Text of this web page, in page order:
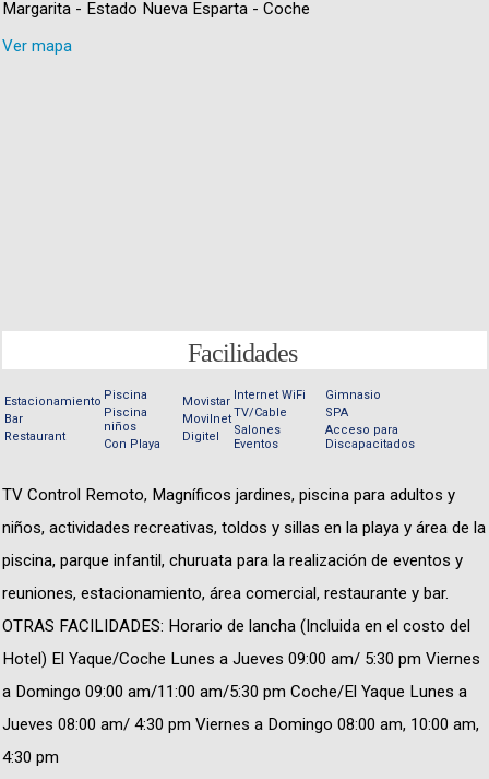
Margarita - Estado Nueva Esparta - Coche
Ver mapa
Facilidades
Estacionamiento
Bar
Restaurant
Piscina
Piscina
niños
Con Playa
Movistar
Movilnet
Digitel
Internet WiFi
TV/Cable
Salones
Eventos
Gimnasio
SPA
Acceso para
Discapacitados
TV Control Remoto, Magníficos jardines, piscina para adultos y
niños, actividades recreativas, toldos y sillas en la playa y área de la
piscina, parque infantil, churuata para la realización de eventos y
reuniones, estacionamiento, área comercial, restaurante y bar.
OTRAS FACILIDADES: Horario de lancha (Incluida en el costo del
Hotel) El Yaque/Coche Lunes a Jueves 09:00 am/ 5:30 pm Viernes
a Domingo 09:00 am/11:00 am/5:30 pm Coche/El Yaque Lunes a
Jueves 08:00 am/ 4:30 pm Viernes a Domingo 08:00 am, 10:00 am,
4:30 pm